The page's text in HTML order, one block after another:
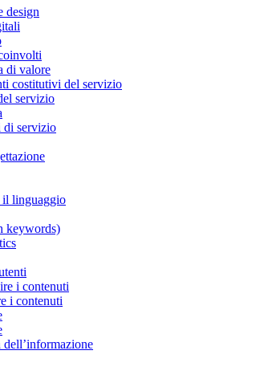
design
di valore
costitutivi del servizio
servizio
di servizio
il linguaggio
keywords)
i contenuti
i contenuti